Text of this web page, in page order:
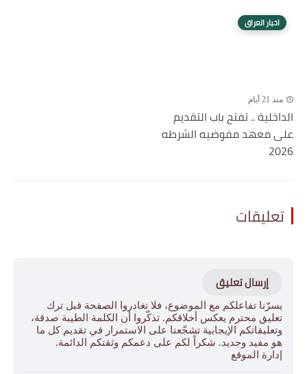
اخبار العراق
منذ 21 أيام
الداخلية .. تفتح باب التقديم
على معهد مفوضيه الشرطه
2026
تعليقات
إرسال تعليق
يسرّنا تفاعلكم مع الموضوع، فلا تغادروا الصفحة قبل ترك
تعليق محترم يعكس أخلاقكم. تذكّروا أن الكلمة الطيبة صدقة،
وتعليقاتكم الإيجابية تشجّعنا على الاستمرار في تقديم كل ما
هو مفيد وجديد. شكراً لكم على دعمكم وثقتكم الدائمة.
إدارة الموقع